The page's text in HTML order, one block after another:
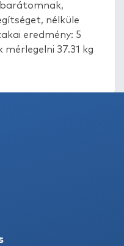
nélküle
eredmény: 5
37.31 kg